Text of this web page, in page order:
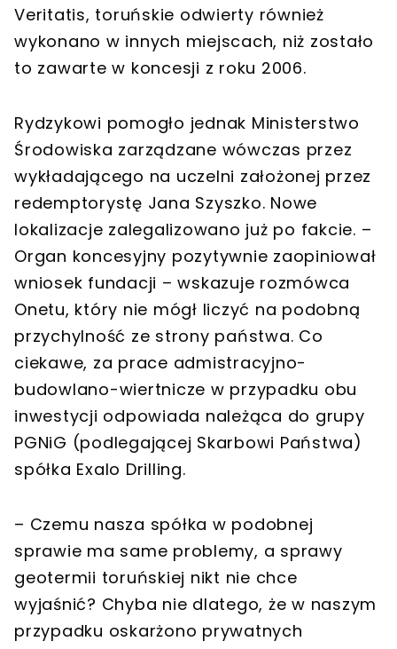
Veritatis, toruńskie odwierty również
wykonano w innych miejscach, niż zostało
to zawarte w koncesji z roku 2006.
Rydzykowi pomogło jednak Ministerstwo
Środowiska zarządzane wówczas przez
wykładającego na uczelni założonej przez
redemptorystę Jana Szyszko. Nowe
lokalizacje zalegalizowano już po fakcie. –
Organ koncesyjny pozytywnie zaopiniował
wniosek fundacji – wskazuje rozmówca
Onetu, który nie mógł liczyć na podobną
przychylność ze strony państwa. Co
ciekawe, za prace admistracyjno-
budowlano-wiertnicze w przypadku obu
inwestycji odpowiada należąca do grupy
PGNiG (podlegającej Skarbowi Państwa)
spółka Exalo Drilling.
– Czemu nasza spółka w podobnej
sprawie ma same problemy, a sprawy
geotermii toruńskiej nikt nie chce
wyjaśnić? Chyba nie dlatego, że w naszym
przypadku oskarżono prywatnych